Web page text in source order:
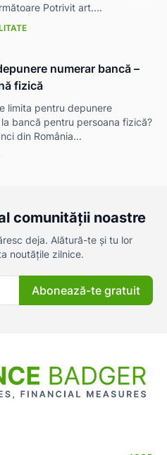
Potrivit art....
numerar bancă –
fizică
limita pentru depunere
bancă pentru persoana fizică?
din România...
comunității noastre
deja. Alătură-te și tu lor
noutățile zilnice.
Abonează-te gratuit